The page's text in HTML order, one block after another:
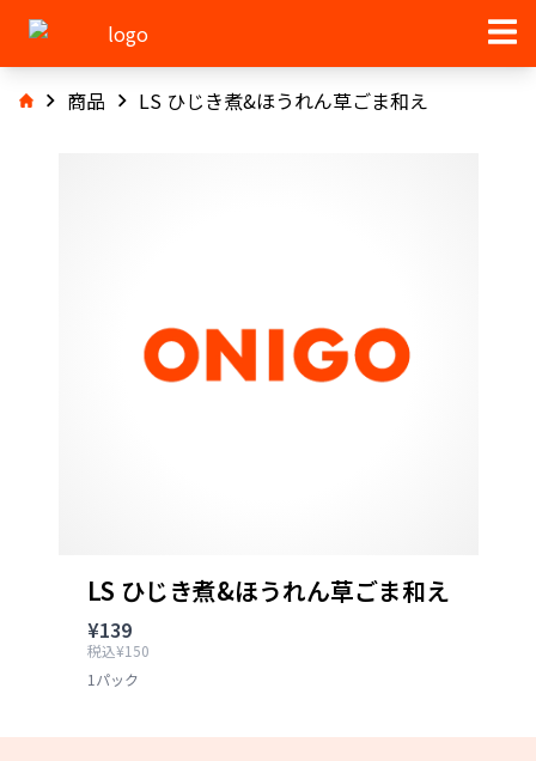
商品 LS ひじき煮&ほうれん草ごま和え
LS ひじき煮&ほうれん草ごま和え
¥139
税込¥150
1パック